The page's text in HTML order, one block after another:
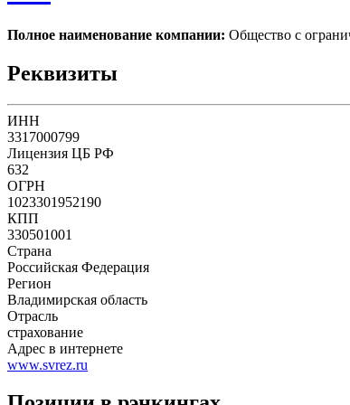
Полное наименование компании: Общество с
Реквизиты
ИНН
3317000799
Лицензия ЦБ РФ
632
ОГРН
1023301952190
КПП
330501001
Страна
Российская Федерация
Регион
Владимирская область
Отрасль
страхование
Адрес в интернете
www.svrez.ru